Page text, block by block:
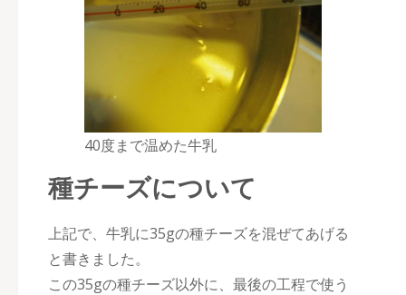
40度まで温めた牛乳
種チーズについて
上記で、牛乳に35gの種チーズを混ぜてあげる
と書きました。
この35gの種チーズ以外に、最後の工程で使う